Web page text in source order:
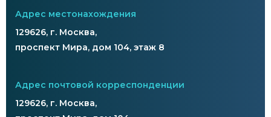
Адрес местонахождения
129626, г. Москва,
проспект Мира, дом 104, этаж 8
Адрес почтовой корреспонденции
129626, г. Москва,